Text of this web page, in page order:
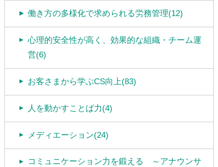
働き方の多様化で求められる労務管理(12)
心理的安全性が高く、効果的な組織・チーム運
営(6)
お客さまから学ぶCS向上(83)
人を動かすことば力(4)
メディエーション(24)
コミュニケーション力を鍛える ～アナウンサ